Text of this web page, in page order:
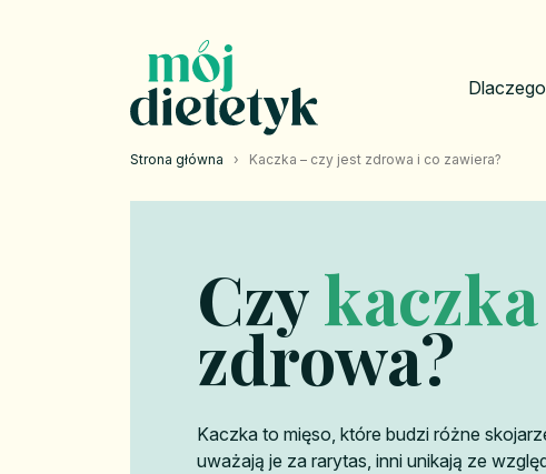
Strona główna › Kaczka – czy jest zdrowa i co zawiera?
Czykaczka
zdrowa?
Kaczka to mięso, które budzi różne
uważają je za rarytas, inni unikają ze